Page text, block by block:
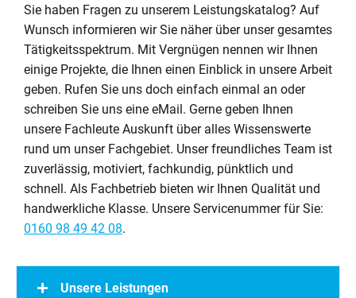
Sie haben Fragen zu unserem Leistungskatalog? Auf
Wunsch informieren wir Sie näher über unser gesamtes
Tätigkeitsspektrum. Mit Vergnügen nennen wir Ihnen
einige Projekte, die Ihnen einen Einblick in unsere Arbeit
geben. Rufen Sie uns doch einfach einmal an oder
schreiben Sie uns eine eMail. Gerne geben Ihnen
unsere Fachleute Auskunft über alles Wissenswerte
rund um unser Fachgebiet. Unser freundliches Team ist
zuverlässig, motiviert, fachkundig, pünktlich und
schnell. Als Fachbetrieb bieten wir Ihnen Qualität und
handwerkliche Klasse. Unsere Servicenummer für Sie:
0160 98 49 42 08.
Unsere Leistungen